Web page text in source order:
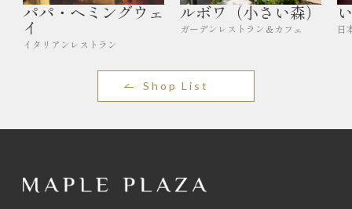
パパ・ヘミングウェ
イ
イタリアンレストラン
ルボワ（小さい森）
ガーデンレストラン＆カフェ 日
Shop List